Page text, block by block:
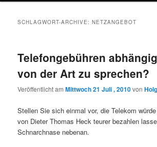
SCHLAGWORT-ARCHIVE:NETZANGEBOT
Telefongebühren abhängig
von der Art zu sprechen?
Veröffentlicht amMittwoch 21 Juli , 2010von
Stellen Sie sich einmal vor, die Telekom
von Dieter Thomas Heck teurer bezahlen
Schnarchnase nebenan.